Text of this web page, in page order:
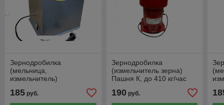
Зернодробилка
(мельница,
измельчитель)
"Хрюша-350". 350 кг/час
185 руб.
Зернодробилка
(измельчитель зерна)
Пашня К, до 410 кг/час
190руб.